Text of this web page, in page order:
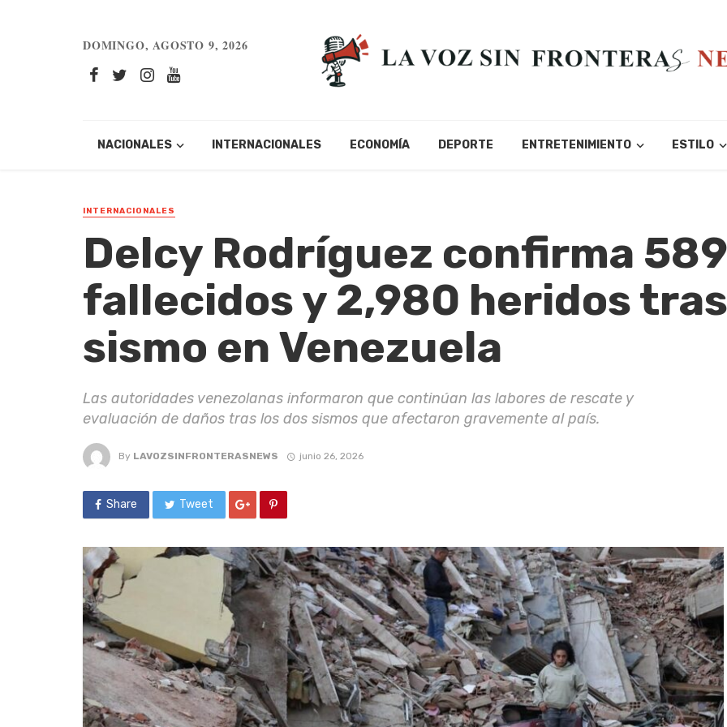
DOMINGO, AGOSTO 9, 2026
NACIONALES INTERNACIONALES ECONOMÍA DEPORTE ENTRETENIMIENTO ESTILO
INTERNACIONALES
Delcy Rodríguez confirma 589
fallecidos y 2,980 heridos
sismo en Venezuela
Las autoridades venezolanas informaron que continúan las labores de rescate y
evaluación de daños tras los dos sismos que afectaron gravemente al país.
By LAVOZSINFRONTERASNEWS junio 26, 2026
Share Tweet